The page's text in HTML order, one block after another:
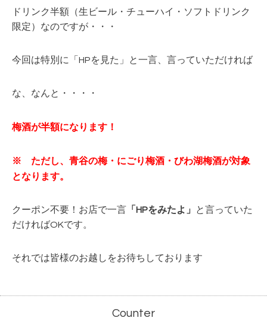
ドリンク半額（生ビール・チューハイ・ソフトドリンク
限定）なのですが・・・
今回は特別に「HPを見た」と一言、言っていただければ
な、なんと・・・・
梅酒が半額になります！
※ ただし、青谷の梅・にごり梅酒・びわ湖梅酒が対象
となります。
クーポン不要！お店で一言 「HPをみたよ」
と言っていた
だければOKです。
それでは皆様のお越しをお待ちしております
Counter